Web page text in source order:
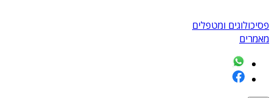
פסיכולוגים ומטפלים
מאמרים